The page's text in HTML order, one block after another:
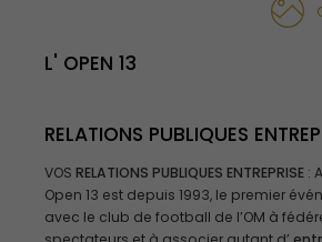
L' OPEN 13
RELATIONS PUBLIQUES
VOS RELATIONS PUBLIQUES ENTREPRISE:
Open 13 est depuis 1993, le premier
avec le club de football de l’OM à